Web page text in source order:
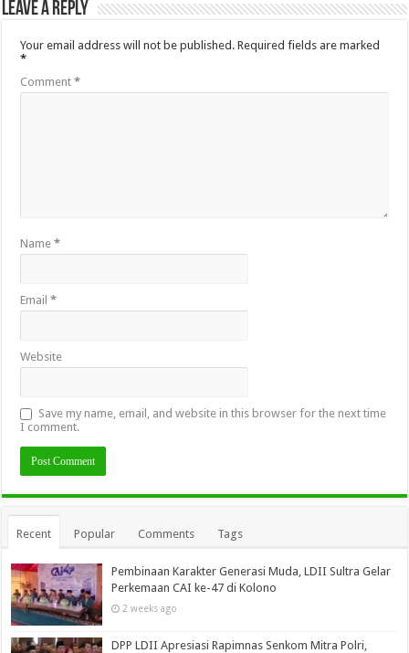
Leave a Reply
Your email address will not be published. Required fields are marked
*
Comment*
Name*
Email*
Website
Save my name, email, and website in this browser for the next time
I comment.
Recent Popular Comments Tags
Pembinaan Karakter Generasi Muda, LDII Sultra Gelar
Perkemaan CAI ke-47 di Kolono
2 weeks ago
DPP LDII Apresiasi Rapimnas Senkom Mitra Polri,